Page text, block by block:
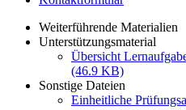
Weiterführende Materialien
Unterstützungsmaterial
Übersicht
(46.9 KB)
Sonstige Dateien
Einheitliche